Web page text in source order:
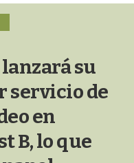
su
servicio de
en
B, lo que